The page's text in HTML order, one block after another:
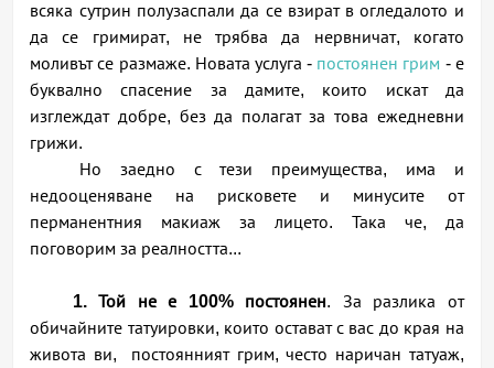
всяка сутрин полузаспали да се взират в огледалото и
да се гримират, не трябва да нервничат, когато
моливът се размаже. Новата услуга - постоянен грим - е
буквално спасение за дамите, които искат да
изглеждат добре, без да полагат за това ежедневни
грижи.
Но заедно с тези преимущества, има и
недооценяване на рисковете и минусите от
перманентния макиаж за лицето. Така че, да
поговорим за реалността...
1. Той не е 100% постоянен. За разлика от
обичайните татуировки, които остават с вас до края на
живота ви, постоянният грим, често наричан татуаж,